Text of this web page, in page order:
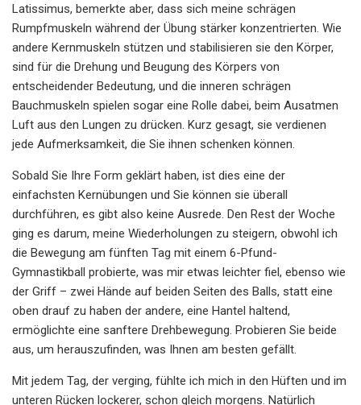
Latissimus, bemerkte aber, dass sich meine schrägen
Rumpfmuskeln während der Übung stärker konzentrierten. Wie
andere Kernmuskeln stützen und stabilisieren sie den Körper,
sind für die Drehung und Beugung des Körpers von
entscheidender Bedeutung, und die inneren schrägen
Bauchmuskeln spielen sogar eine Rolle dabei, beim Ausatmen
Luft aus den Lungen zu drücken. Kurz gesagt, sie verdienen
jede Aufmerksamkeit, die Sie ihnen schenken können.
Sobald Sie Ihre Form geklärt haben, ist dies eine der
einfachsten Kernübungen und Sie können sie überall
durchführen, es gibt also keine Ausrede. Den Rest der Woche
ging es darum, meine Wiederholungen zu steigern, obwohl ich
die Bewegung am fünften Tag mit einem 6-Pfund-
Gymnastikball probierte, was mir etwas leichter fiel, ebenso wie
der Griff – zwei Hände auf beiden Seiten des Balls, statt eine
oben drauf zu haben der andere, eine Hantel haltend,
ermöglichte eine sanftere Drehbewegung. Probieren Sie beide
aus, um herauszufinden, was Ihnen am besten gefällt.
Mit jedem Tag, der verging, fühlte ich mich in den Hüften und im
unteren Rücken lockerer, schon gleich morgens. Natürlich